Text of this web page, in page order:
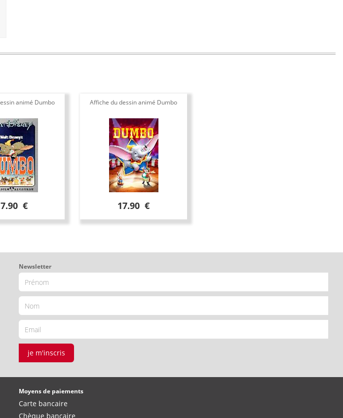
animé Dumbo
€
Affiche du dessin animé Dumbo
17.90 €
Newsletter
je m'inscris
Moyens de paiements
Carte bancaire
Chèque bancaire